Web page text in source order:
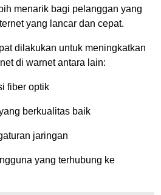
menarik bagi pelanggan yang
yang lancar dan cepat.
dilakukan untuk meningkatkan
di warnet antara lain:
fiber optik
berkualitas baik
jaringan
yang terhubung ke